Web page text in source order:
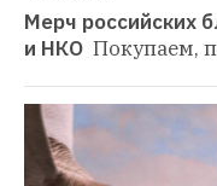
Мерч российских
и НКО Покупаем,